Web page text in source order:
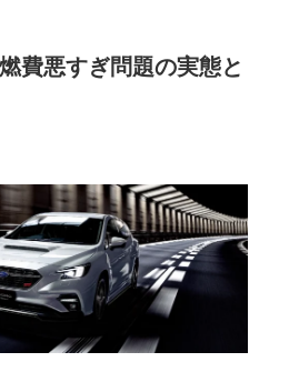
費悪すぎ問題の実態と